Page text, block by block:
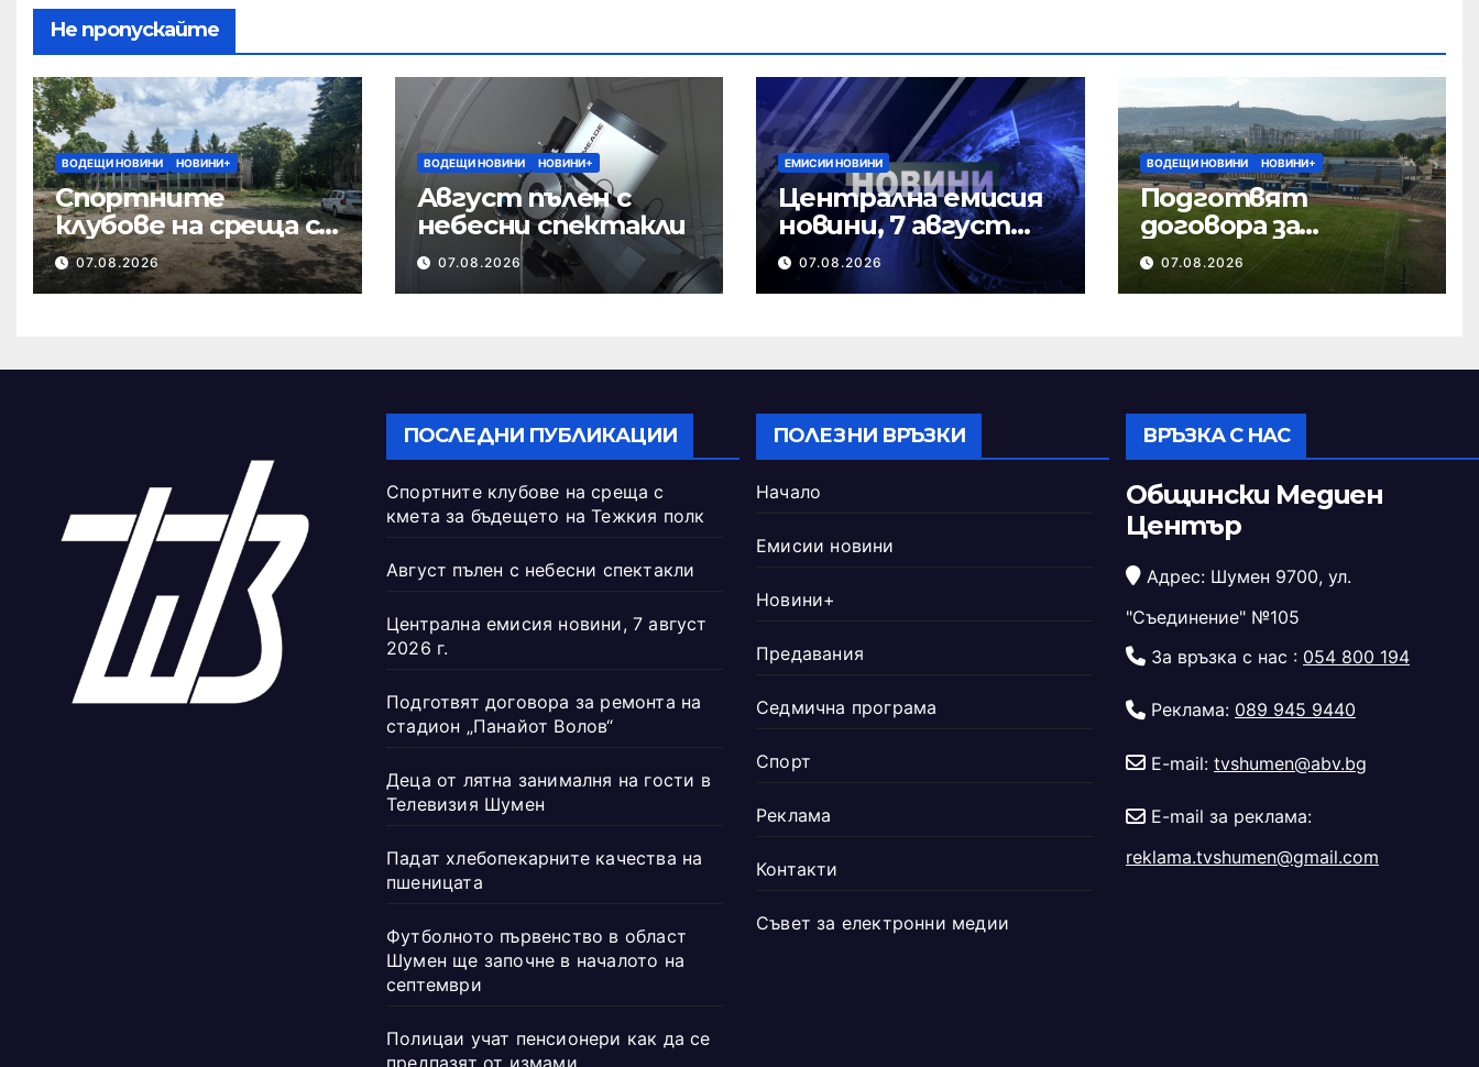
Не пропускайте
ВОДЕЩИ НОВИНИ НОВИНИ+
Спортните
клубове на среща с
кмета за
бъдещето на
07.08.2026
ВОДЕЩИ НОВИНИ НОВИНИ+
Август пълен с
небесни спектакли
07.08.2026
ЕМИСИИ НОВИНИ
Централна емисия
новини, 7 август
2026 г.
07.08.2026
ВОДЕЩИ НОВИНИ НОВИНИ+
Подготвят
договора за
ремонта на
стадион „Панайот
07.08.2026
ПОСЛЕДНИ ПУБЛИКАЦИИ
Спортните клубове на среща с
кмета за бъдещето на Тежкия полк
Август пълен с небесни спектакли
Централна емисия новини, 7 август
2026 г.
Подготвят договора за ремонта на
стадион „Панайот Волов“
Деца от лятна занималня на гости в
Телевизия Шумен
Падат хлебопекарните качества на
пшеницата
Футболното първенство в област
Шумен ще започне в началото на
септември
Полицаи учат пенсионери как да се
ПОЛЕЗНИ ВРЪЗКИ
Начало
Емисии новини
Новини+
Предавания
Седмична програма
Спорт
Реклама
Контакти
Съвет за електронни медии
ВРЪЗКА С НАС
Общински Медиен
Център
Адрес: Шумен 9700, ул.
"Съединение" №105
За връзка с нас : 054 800 194
Реклама: 089 945 9440
E-mail: tvshumen@abv.bg
E-mail за реклама:
reklama.tvshumen@gmail.com